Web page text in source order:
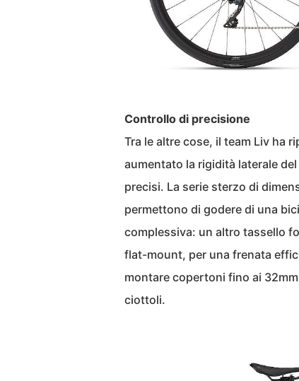
Controllo di precisione
Tra le altre cose, il team Liv ha
aumentato la rigidità laterale
precisi. La serie sterzo di
permettono di godere di una
complessiva: un altro tassello
flat-mount, per una frenata
montare copertoni fino ai
ciottoli.